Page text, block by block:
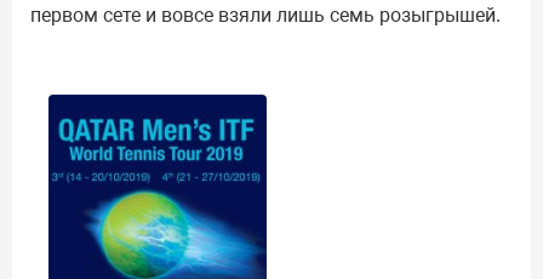
первом сете и вовсе взяли лишь семь розыгрышей.